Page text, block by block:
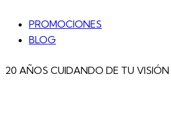
PROMOCIONES
BLOG
20 AÑOS CUIDANDO DE TU